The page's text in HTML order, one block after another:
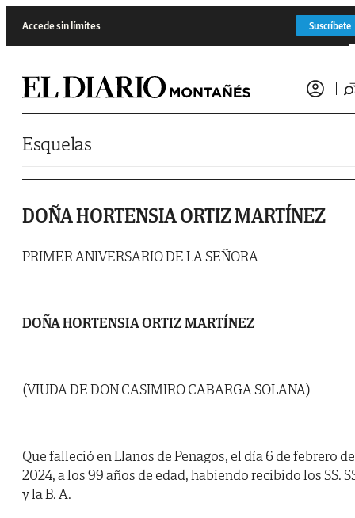
Accede sin límites Suscríbete
Esquelas
DOÑA HORTENSIA ORTIZ MARTÍNEZ
PRIMER ANIVERSARIO DE LA SEÑORA
DOÑA HORTENSIA ORTIZ MARTÍNEZ
(VIUDA DE DON CASIMIRO CABARGA SOLANA)
Que falleció en Llanos de Penagos, el día 6 de febrero de
2024, a los 99 años de edad, habiendo recibido los SS.
y la B. A.